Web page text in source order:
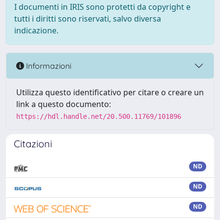
I documenti in IRIS sono protetti da copyright e
tutti i diritti sono riservati, salvo diversa
indicazione.
Informazioni
Utilizza questo identificativo per citare o creare un
link a questo documento:
https://hdl.handle.net/20.500.11769/101896
Citazioni
ND
ND
ND